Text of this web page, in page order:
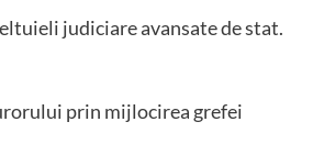
judiciare avansate de stat.
prin mijlocirea grefei